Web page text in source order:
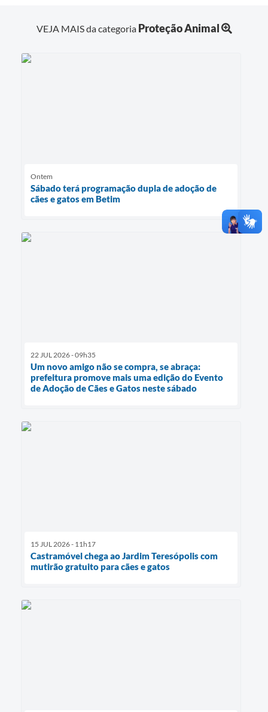
VEJA MAIS da categoria Proteção Animal
Ontem
Sábado terá programação dupla de adoção de
cães e gatos em Betim
22 JUL 2026 - 09h35
Um novo amigo não se compra, se abraça:
prefeitura promove mais uma edição do Evento
de Adoção de Cães e Gatos neste sábado
15 JUL 2026 - 11h17
Castramóvel chega ao Jardim Teresópolis com
mutirão gratuito para cães e gatos